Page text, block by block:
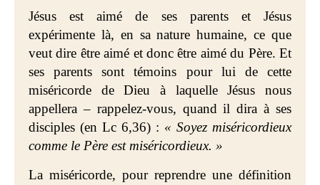
Jésus est aimé de ses parents et Jésus
expérimente là, en sa nature humaine, ce que
veut dire être aimé et donc être aimé du Père. Et
ses parents sont témoins pour lui de cette
miséricorde de Dieu à laquelle Jésus nous
appellera – rappelez-vous, quand il dira à ses
disciples (en Lc 6,36) : « Soyez miséricordieux
comme le Père est miséricordieux. »
La miséricorde, pour reprendre une définition